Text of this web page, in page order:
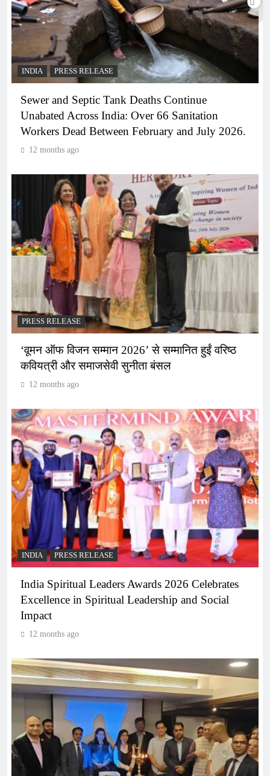
INDIA PRESS RELEASE
Sewer and Septic Tank Deaths Continue
Unabated Across India: Over 66 Sanitation
Workers Dead Between February and July 2026.
12 months ago
PRESS RELEASE
‘वूमन ऑफ विजन सम्मान 2026’ से सम्मानित हुईं वरिष्ठ
कवियत्री और समाजसेवी सुनीता बंसल
12 months ago
INDIA PRESS RELEASE
India Spiritual Leaders Awards 2026 Celebrates
Excellence in Spiritual Leadership and Social
Impact
12 months ago